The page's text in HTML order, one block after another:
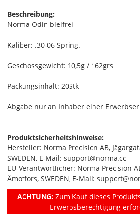
Beschreibung:
Norma Odin bleifrei
Kaliber: .30-06 Spring.
Geschossgewicht: 10,5g / 162grs
Packungsinhalt: 20Stk
Abgabe nur an Inhaber einer
Produktsicherheitshinweise:
Hersteller: Norma Precision AB,
SWEDEN, E-Mail: support@norma.cc
EU-Verantwortlicher: Norma Precision
Ämotfors, SWEDEN, E-Mail:
ACHTUNG:Zum Kauf dieses
Erwerbsberechtigung